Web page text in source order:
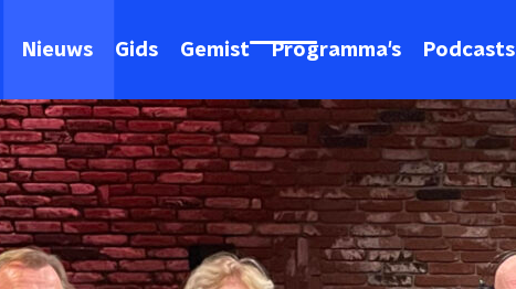
Nieuws Gids Gemist Programma's Podcasts